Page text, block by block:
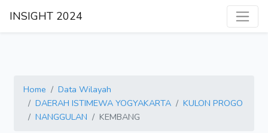
INSIGHT 2024
Home
Data Wilayah
DAERAH ISTIMEWA YOGYAKARTA
KULON PROGO
NANGGULAN
KEMBANG